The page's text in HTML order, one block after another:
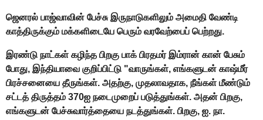
ஜெனரல் பாஜ்வாவின் பேச்சு இருநாடுகளிலும் அமைதி வேண்டி
காத்திருக்கும் மக்களிடையே பெரும் வரவேற்பைப் பெற்றது.
இரண்டு நாட்கள் கழிந்த பிறகு பாக் பிரதமர் இம்ரான் கான் பேசும்
போது, இந்தியாவை குறிப்பிட்டு "வாருங்கள், எங்களுடன் காஷ்மீர்
பிரச்சனையை தீருங்கள். அதற்கு, முதலாவதாக, நீங்கள் மீண்டும்
சட்டத் திருத்தம் 370ஐ நடைமுறைப் படுத்துங்கள். அதன் பிறகு,
எங்களுடன் பேச்சுவார்த்தையை நடத்துங்கள். பிறகு, ஐ. நா.